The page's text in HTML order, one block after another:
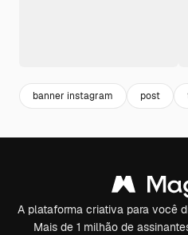
banner instagram post
A plataforma criativa para você
Mais de 1 milhão de